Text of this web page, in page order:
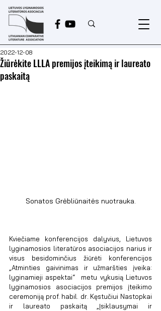
Žiūrėkite LLLA premijos įteikimą ir laureato
paskaitą
2022-12-08
Sonatos Grėbliūnaitės nuotrauka.
Kviečiame konferencijos dalyvius, Lietuvos
lyginamosios literatūros asociacijos narius ir
visus besidominčius žiūrėti konferencijos
„Atminties gaivinimas ir užmaršties įveika:
lyginamieji aspektai“  metu vykusią Lietuvos
lyginamosios asociacijos premijos įteikimo
ceremoniją prof. habil. dr. Kęstučiui Nastopkai
ir laureato paskaitą „Įsiklausymai ir